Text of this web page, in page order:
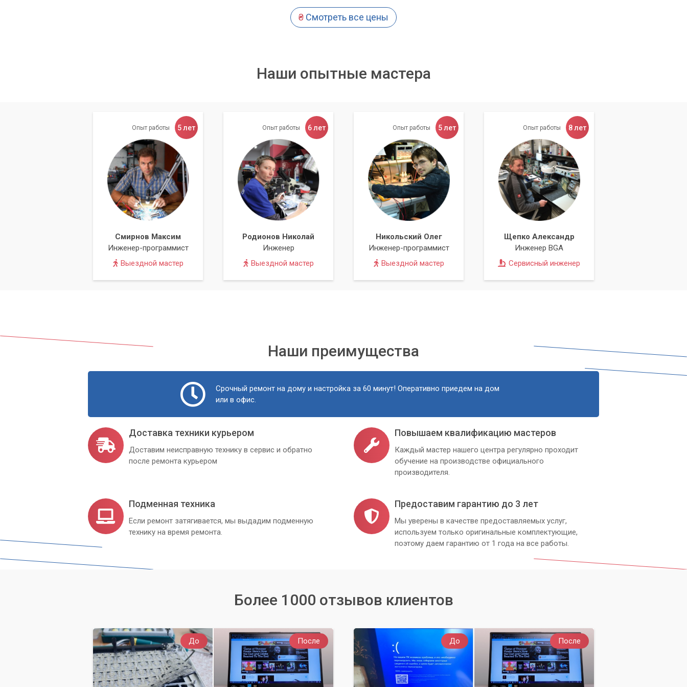
₴ Смотреть все цены
Наши опытные мастера
Опыт работы 5 лет
Смирнов Максим
Инженер-программист
Выездной мастер
Опыт работы 6 лет
Родионов Николай
Инженер
Выездной мастер
Опыт работы 5 лет
Никольский Олег
Инженер-программист
Выездной мастер
Опыт работы 8 лет
Щепко Александр
Инженер BGA
Сервисный инженер
Наши преимущества
Срочный ремонт на дому и настройка за 60 минут! Оперативно приедем на дом
или в офис.
Доставка техники курьером
Доставим неисправную технику в сервис и обратно
после ремонта курьером
Повышаем квалификацию мастеров
Каждый мастер нашего центра регулярно проходит
обучение на производстве официального
производителя.
Подменная техника
Если ремонт затягивается, мы выдадим подменную
технику на время ремонта.
Предоставим гарантию до 3 лет
Мы уверены в качестве предоставляемых услуг,
используем только оригинальные комплектующие,
поэтому даем гарантию от 1 года на все работы.
Более 1000 отзывов клиентов
До После До После